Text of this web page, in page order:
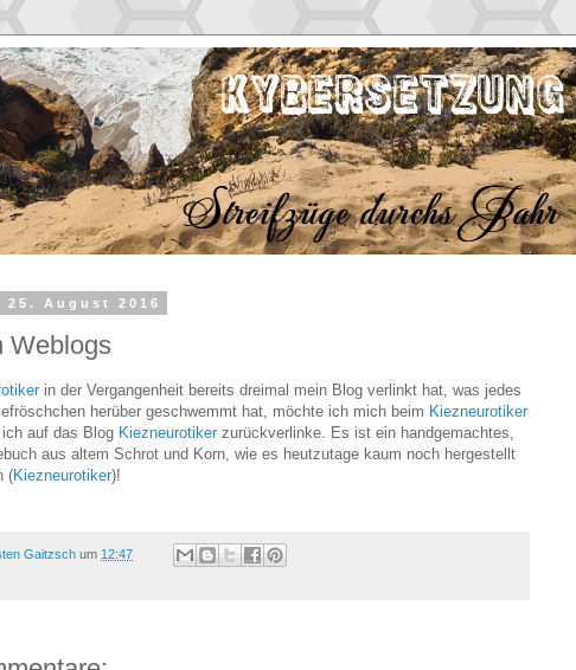
25. August 2016
Weblogs
in der Vergangenheit bereits dreimal mein Blog verlinkt hat, was jedes
herüber geschwemmt hat, möchte ich mich beim Kiezneurotiker
auf das Blog Kiezneurotiker zurückverlinke. Es ist ein handgemachtes,
aus altem Schrot und Korn, wie es heutzutage kaum noch hergestellt
(Kiezneurotiker)!
Gaitzsch um 12:47